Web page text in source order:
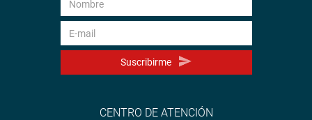
Suscribirme
CENTRO DE ATENCIÓN